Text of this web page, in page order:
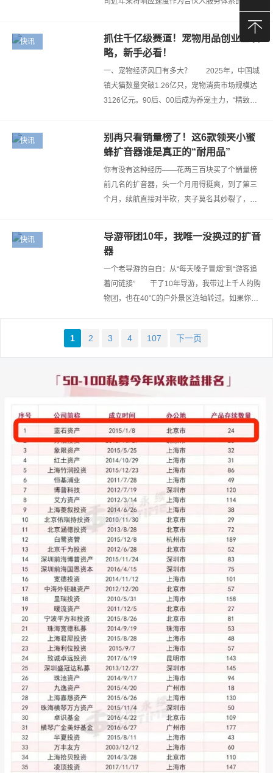
快讯
抓住千亿级赛道！宠物用品创业全攻
略，新手必看！
一、宠物经济风口有多大？ 2025年，中国城
镇犬猫数量突破1.26亿只，宠物消费市场规模达
3126亿元。90后、00后成为养宠主力，“精致养
快讯
别再只看销量榜了！这6款领夹小蜜
蜂扩音器谁是真正的“耐用品”
你有没有这种经历——花两三百块买了个销量榜
前几名的扩音器，头一个月用得挺爽，到了第三
个月，续航直接对半砍，夹子莫名其妙裂了，充
快讯
导游带团10年，我唯一没换过的扩音
器
一个老导游的自白：从“每天嗓子冒烟”到“游客追
着问链接” 干了10年导游，我带过上千人的购
物团，也在40℃的户外景区连轴转过。如果你问
1 2 3 4 107 下一页